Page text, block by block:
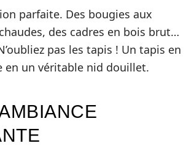
parfaite. Des bougies aux
des cadres en bois brut…
pas les tapis ! Un tapis en
en un véritable nid douillet.